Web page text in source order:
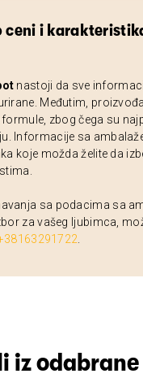
ceni i
nastoji da sve
Međutim,
zbog čega su
Informacije sa
koje možda želite da
sa podacima sa
za vašeg ljubimca,
iz